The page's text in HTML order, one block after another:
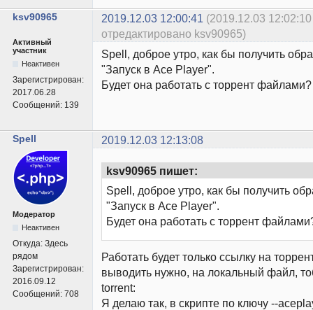
ksv90965 2019.12.03 12:00:41 (2019.12.03 12:02:10
отредактировано ksv90965)
Активный
участник
Неактивен
Зарегистрирован:
2017.06.28
Сообщений: 139
Spell, доброе утро, как бы получить
"Запуск в Ace Player".
Будет она работать с торрент файлами?
Spell 2019.12.03 12:13:08
Модератор
Неактивен
Откуда: Здесь
рядом
Зарегистрирован:
2016.09.12
Сообщений: 708
ksv90965 пишет:
Spell, доброе утро, как бы получить
"Запуск в Ace Player".
Будет она работать с торрент
Работать будет только ссылку на
выводить нужно, на локальный файл,
torrent:
Я делаю так, в скрипте по ключу --